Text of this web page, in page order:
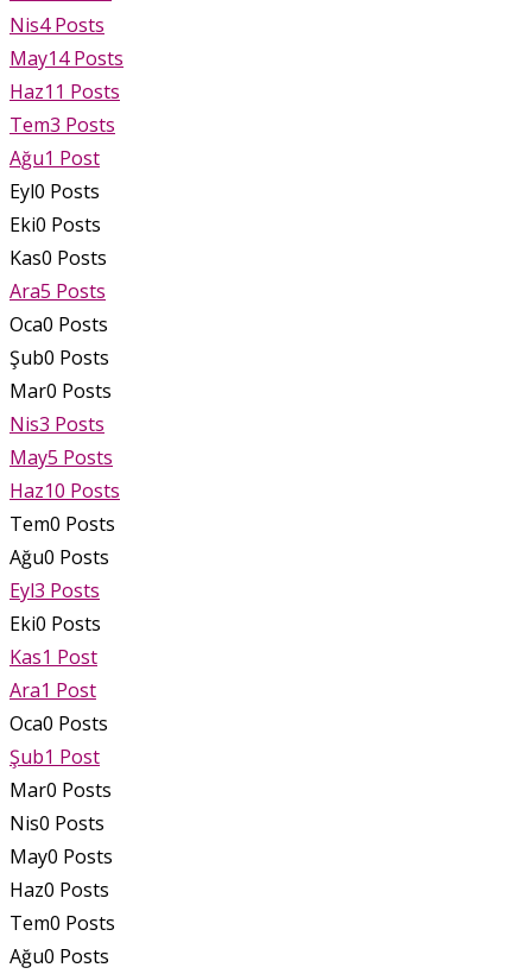
Nis4 Posts
May14 Posts
Haz11 Posts
Tem3 Posts
Ağu1 Post
Eyl0 Posts
Eki0 Posts
Kas0 Posts
Ara5 Posts
Oca0 Posts
Şub0 Posts
Mar0 Posts
Nis3 Posts
May5 Posts
Haz10 Posts
Tem0 Posts
Ağu0 Posts
Eyl3 Posts
Eki0 Posts
Kas1 Post
Ara1 Post
Oca0 Posts
Şub1 Post
Mar0 Posts
Nis0 Posts
May0 Posts
Haz0 Posts
Tem0 Posts
Ağu0 Posts